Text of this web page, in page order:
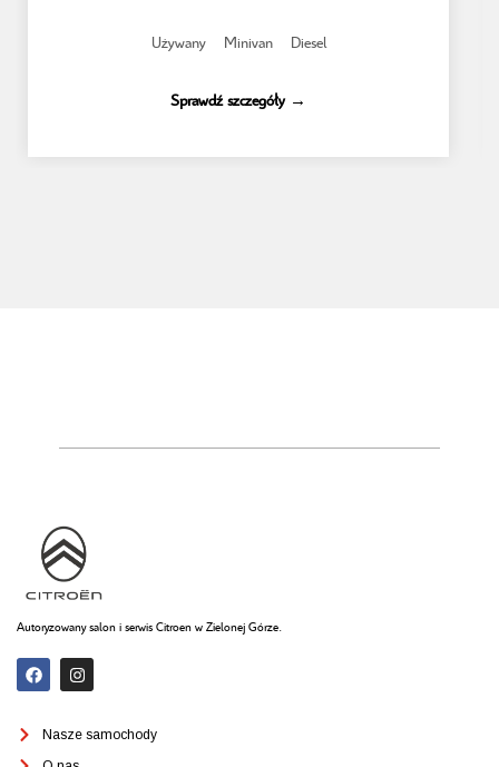
Używany Minivan Diesel
Sprawdź szczegóły →
Autoryzowany salon i serwis Citroen w Zielonej Górze.
Nasze samochody